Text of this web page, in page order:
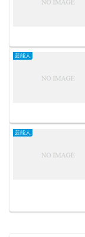
芸能人
芸能人